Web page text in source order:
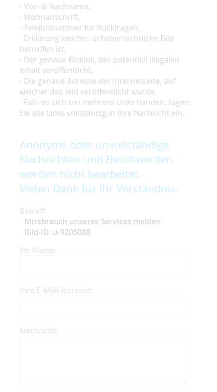
- Vor- & Nachname,
- Wohnanschrift,
- Telefonnummer für Rückfragen,
- Erklärung welches urheberrechtliche Bild
betroffen ist,
- Der genaue Bildlink, der potentiell illegalen
Inhalt veröffentlicht,
- Die genaue Adresse der Internetseite, auf
welcher das Bild veröffentlicht wurde,
- Falls es sich um mehrere Links handelt, fügen
Sie alle Links vollständig in Ihre Nachricht ein.
Anonyme oder unvollständige
Nachrichten und Beschwerden
werden nicht bearbeitet.
Vielen Dank für Ihr Verständnis.
Betreff:
Missbrauch unseres Services melden
Bild-ID: u-9205088
Ihr Name:
Ihre E-Mail-Adresse:
Nachricht: